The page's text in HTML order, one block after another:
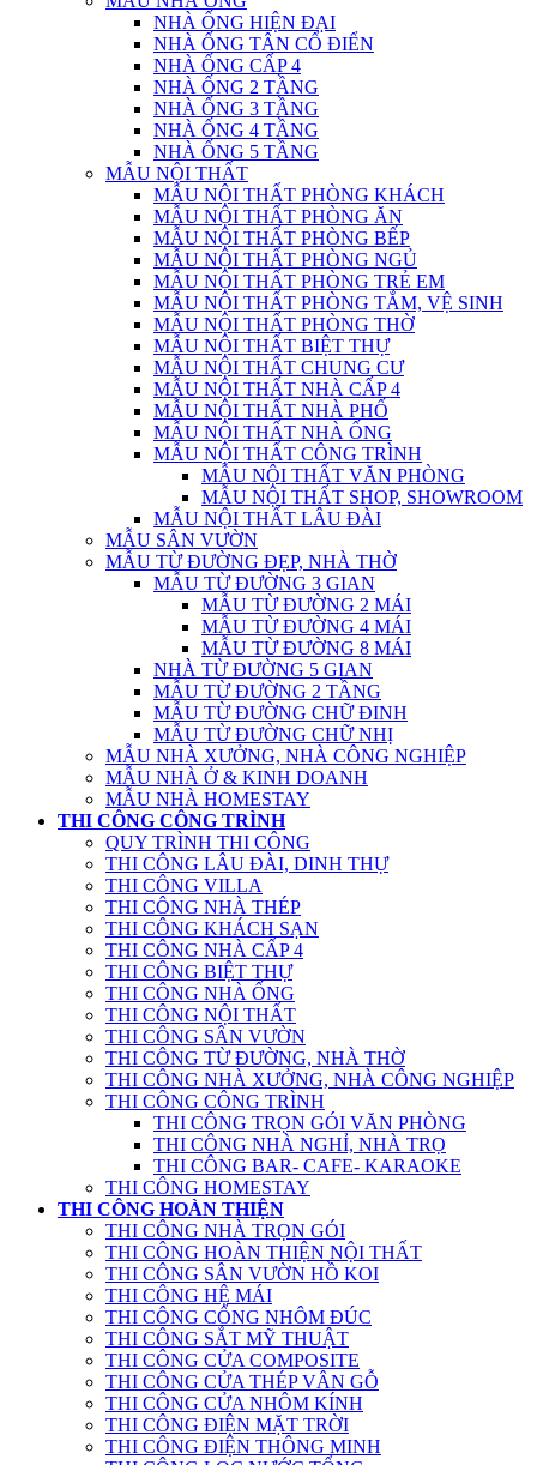
NHÀ ỐNG HIỆN ĐẠI
NHÀ ỐNG TÂN CỔ ĐIỂN
NHÀ ỐNG CẤP 4
NHÀ ỐNG 2 TẦNG
NHÀ ỐNG 3 TẦNG
NHÀ ỐNG 4 TẦNG
NHÀ ỐNG 5 TẦNG
MẪU NỘI THẤT
MẪU NỘI THẤT PHÒNG KHÁCH
MẪU NỘI THẤT PHÒNG ĂN
MẪU NỘI THẤT PHÒNG BẾP
MẪU NỘI THẤT PHÒNG NGỦ
MẪU NỘI THẤT PHÒNG TRẺ EM
MẪU NỘI THẤT PHÒNG TẮM, VỆ SINH
MẪU NỘI THẤT PHÒNG THỜ
MẪU NỘI THẤT BIỆT THỰ
MẪU NỘI THẤT CHUNG CƯ
MẪU NỘI THẤT NHÀ CẤP 4
MẪU NỘI THẤT NHÀ PHỐ
MẪU NỘI THẤT NHÀ ỐNG
MẪU NỘI THẤT CÔNG TRÌNH
MẪU NỘI THẤT VĂN PHÒNG
MẪU NỘI THẤT SHOP, SHOWROOM
MẪU NỘI THẤT LÂU ĐÀI
MẪU SÂN VƯỜN
MẪU TỪ ĐƯỜNG ĐẸP, NHÀ THỜ
MẪU TỪ ĐƯỜNG 3 GIAN
MẪU TỪ ĐƯỜNG 2 MÁI
MẪU TỪ ĐƯỜNG 4 MÁI
MẪU TỪ ĐƯỜNG 8 MÁI
NHÀ TỪ ĐƯỜNG 5 GIAN
MẪU TỪ ĐƯỜNG 2 TẦNG
MẪU TỪ ĐƯỜNG CHỮ ĐINH
MẪU TỪ ĐƯỜNG CHỮ NHỊ
MẪU NHÀ XƯỞNG, NHÀ CÔNG NGHIỆP
MẪU NHÀ Ở & KINH DOANH
MẪU NHÀ HOMESTAY
THI CÔNG CÔNG TRÌNH
QUY TRÌNH THI CÔNG
THI CÔNG LÂU ĐÀI, DINH THỰ
THI CÔNG VILLA
THI CÔNG NHÀ THÉP
THI CÔNG KHÁCH SẠN
THI CÔNG NHÀ CẤP 4
THI CÔNG BIỆT THỰ
THI CÔNG NHÀ ỐNG
THI CÔNG NỘI THẤT
THI CÔNG SÂN VƯỜN
THI CÔNG TỪ ĐƯỜNG, NHÀ THỜ
THI CÔNG NHÀ XƯỞNG, NHÀ CÔNG NGHIỆP
THI CÔNG CÔNG TRÌNH
THI CÔNG TRỌN GÓI VĂN PHÒNG
THI CÔNG NHÀ NGHỈ, NHÀ TRỌ
THI CÔNG BAR- CAFE- KARAOKE
THI CÔNG HOMESTAY
THI CÔNG HOÀN THIỆN
THI CÔNG NHÀ TRỌN GÓI
THI CÔNG HOÀN THIỆN NỘI THẤT
THI CÔNG SÂN VƯỜN HỒ KOI
THI CÔNG HỆ MÁI
THI CÔNG CỔNG NHÔM ĐÚC
THI CÔNG SẮT MỸ THUẬT
THI CÔNG CỬA COMPOSITE
THI CÔNG CỬA THÉP VÂN GỖ
THI CÔNG CỬA NHÔM KÍNH
THI CÔNG ĐIỆN MẶT TRỜI
THI CÔNG ĐIỆN THÔNG MINH